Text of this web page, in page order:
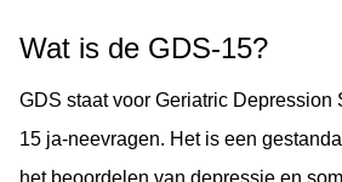
Wat is de GDS-15?
GDS staat voor Geriatric Depression
15 ja-neevragen. Het is een
het beoordelen van depressie en